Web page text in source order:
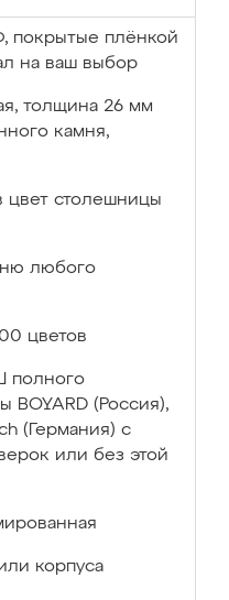
покрытые плёнкой
на ваш выбор
толщина 26 мм
камня,
столешницы
любого
цветов
полного
BOYARD (Россия),
(Германия) с
или без этой
корпуса